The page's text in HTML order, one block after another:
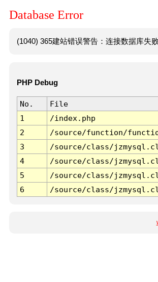
Database Error
(1040) 365建站错误警告：连接数据库失
PHP Debug
No. File
1
/index.php
2
/source/function/
3
/source/class/
4
/source/class/
5
/source/class/
6
/source/class/